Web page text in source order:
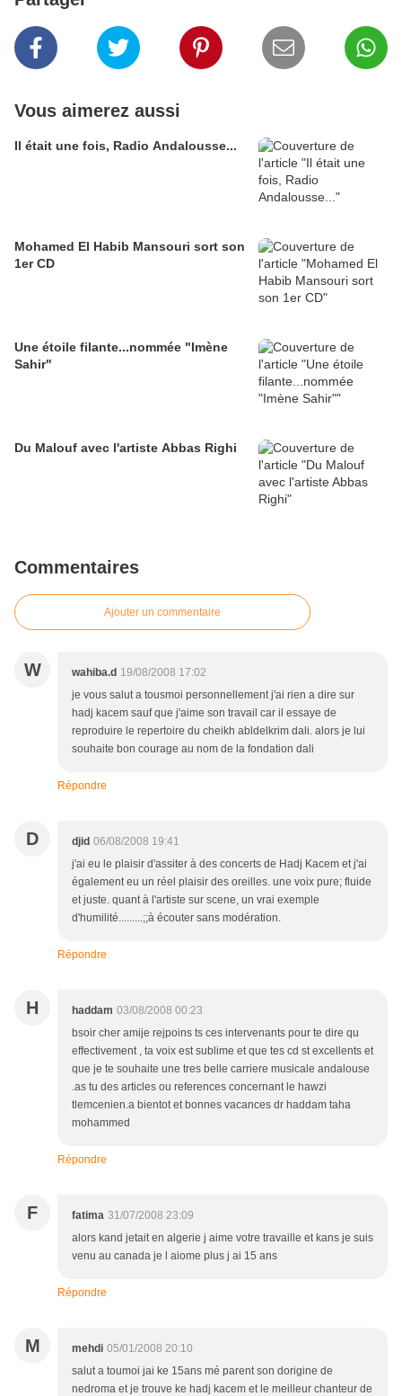
Vous aimerez aussi
Il était une fois, Radio Andalousse...
Mohamed El Habib Mansouri sort son
1er CD
Une étoile filante...nommée "Imène
Sahir"
Du Malouf avec l'artiste Abbas Righi
Commentaires
Ajouter un commentaire
W wahiba.d 19/08/2008 17:02
je vous salut a tousmoi personnellement j'ai rien a dire sur
hadj kacem sauf que j'aime son travail car il essaye de
reproduire le repertoire du cheikh abldelkrim dali. alors je lui
souhaite bon courage au nom de la fondation dali
Répondre
D djid 06/08/2008 19:41
j'ai eu le plaisir d'assiter à des concerts de Hadj Kacem et j'ai
également eu un réel plaisir des oreilles. une voix pure; fluide
et juste. quant à l'artiste sur scene, un vrai exemple
d'humilité.........;;à écouter sans modération.
Répondre
H haddam 03/08/2008 00:23
bsoir cher amije rejpoins ts ces intervenants pour te dire qu
effectivement , ta voix est sublime et que tes cd st excellents et
que je te souhaite une tres belle carriere musicale andalouse
.as tu des articles ou references concernant le hawzi
tlemcenien.a bientot et bonnes vacances dr haddam taha
mohammed
Répondre
F fatima 31/07/2008 23:09
alors kand jetait en algerie j aime votre travaille et kans je suis
venu au canada je l aiome plus j ai 15 ans
Répondre
M mehdi 05/01/2008 20:10
salut a toumoi jai ke 15ans mé parent son dorigine de
nedroma et je trouve ke hadj kacem et le meilleur chanteur de